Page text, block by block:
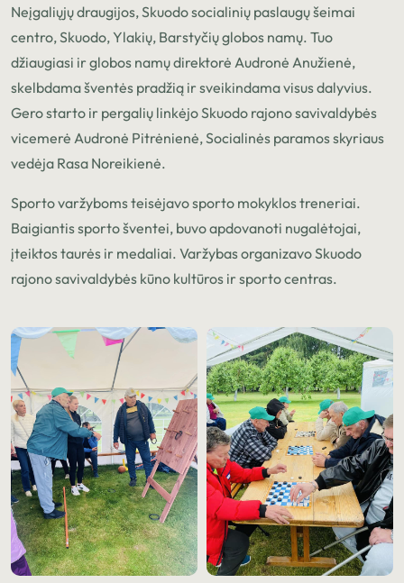
Neįgaliųjų draugijos, Skuodo socialinių paslaugų šeimai
centro, Skuodo, Ylakių, Barstyčių globos namų. Tuo
džiaugiasi ir globos namų direktorė Audronė Anužienė,
skelbdama šventės pradžią ir sveikindama visus dalyvius.
Gero starto ir pergalių linkėjo Skuodo rajono savivaldybės
vicemerė Audronė Pitrėnienė, Socialinės paramos skyriaus
vedėja Rasa Noreikienė.
Sporto varžyboms teisėjavo sporto mokyklos treneriai.
Baigiantis sporto šventei, buvo apdovanoti nugalėtojai,
įteiktos taurės ir medaliai. Varžybas organizavo Skuodo
rajono savivaldybės kūno kultūros ir sporto centras.